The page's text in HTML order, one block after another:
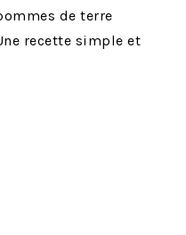
de terre
recette simple et